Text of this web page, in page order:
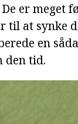
er meget
at synke
en
den tid.